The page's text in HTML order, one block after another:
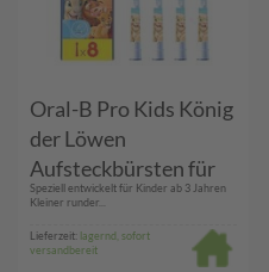
Oral-B Pro Kids König
der Löwen
Aufsteckbürsten für
elektrische
Zahnbürste, 8 Stück
Speziell entwickelt für Kinder ab 3 Jahren
Kleiner runder...
Lieferzeit: lagernd, sofort
versandbereit